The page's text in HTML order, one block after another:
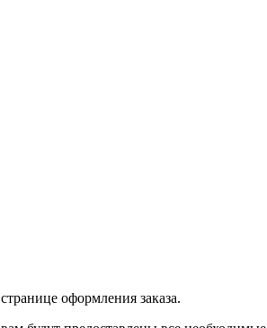
оформления заказа.